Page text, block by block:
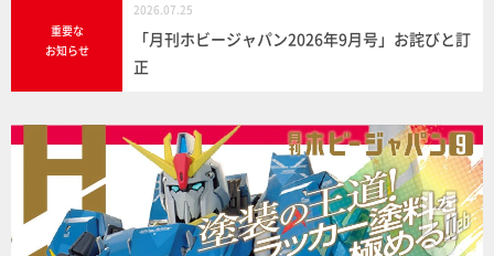
重要な
お知らせ
2026.07.25
「月刊ホビージャパン2026年9月号」お詫びと訂
正